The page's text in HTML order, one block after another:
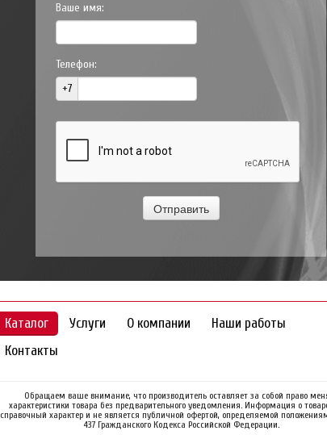
Ваше имя:
Телефон:
+7
Каталог Услуги О компании
Наши работы
Контакты
Обращаем ваше внимание, что производитель оставляет за собой право
характеристики товара без предварительного уведомления. Информация о
справочный характер и не является публичной офертой, определяемой
437 Гражданского Кодекса Российской Федерации.